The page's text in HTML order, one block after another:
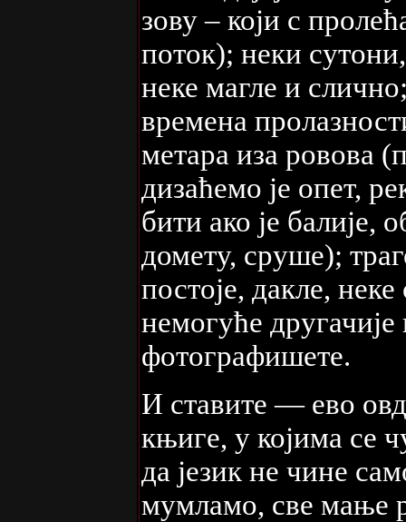
зову – који с
поток); неки
неке магле и
времена
метара иза ровова
дизаћемо је опет,
бити ако је балије,
домету, сруше);
постоје, дакле,
немогуће
фотографишете.
И ставите — ево
књиге, у којима се
да језик не чине
мумламо, све мање